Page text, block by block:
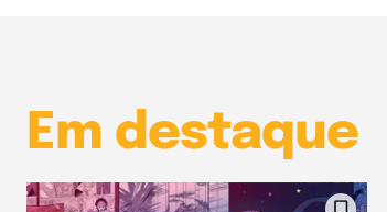
Em destaque